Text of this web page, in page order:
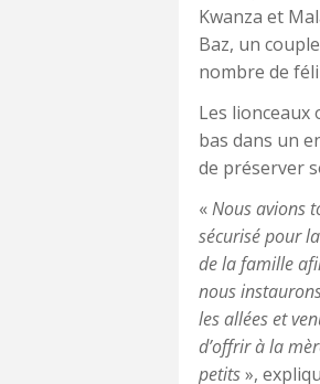
Kwanza et
Baz, un
nombre de
Les lionceaux
bas dans un
de préserver
«Nous avions
sécurisé pour
de la famille
nous
les allées et
d’offrir à la
petits»,